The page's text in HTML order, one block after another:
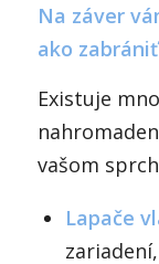
Na záver
ako
Existuje
vašom
Lapače